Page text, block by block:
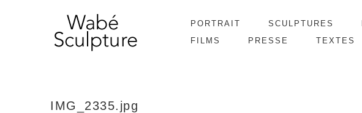
PORTRAIT SCULPTURES
FILMS
PRESSE TEXTES
IMG_2335.jpg